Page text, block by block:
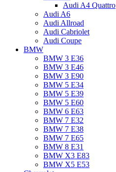
Audi A4 Quattro
Audi A6
Audi Allroad
Audi Cabriolet
Audi Coupe
BMW
BMW 3 E36
BMW 3 E46
BMW 3 E90
BMW 5 E34
BMW 5 E39
BMW 5 E60
BMW 6 Е63
BMW 7 Е32
BMW 7 Е38
BMW 7 Е65
BMW 8 Е31
BMW X3 E83
BMW X5 E53